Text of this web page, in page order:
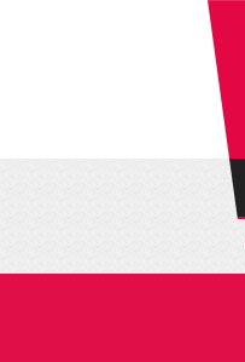
Cookies management panel